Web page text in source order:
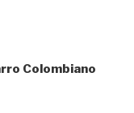
Colombiano